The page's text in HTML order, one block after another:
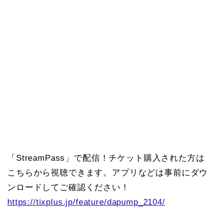
「StreamPass」で配信！チケット購入された方は
こちらから視聴できます。アプリなどは事前にダウ
ンロードしてご確認ください！
https://tixplus.jp/feature/dapump_2104/